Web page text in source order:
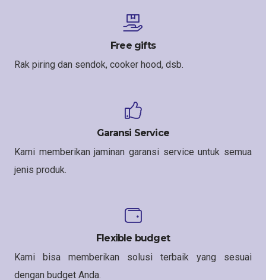
Free gifts
Rak piring dan sendok, cooker hood, dsb.
Garansi Service
Kami memberikan jaminan garansi service untuk semua
jenis produk.
Flexible budget
Kami bisa memberikan solusi terbaik yang sesuai
dengan budget Anda.